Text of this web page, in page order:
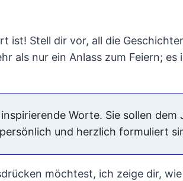
Stell dir vor, all die
als nur ein Anlass zum Feiern; es
Worte. Sie sollen dem
und herzlich formuliert
möchtest, ich zeige dir,